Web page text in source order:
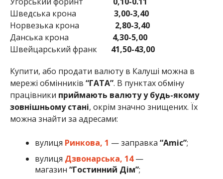
Шведська крона 3,00-3,40
Норвезька крона
2,80-3,40
Данська крона 4,30-5,00
Швейцарський франк 41,50-43,00
Купити, або продати валюту в Калуші можна в
мережі обмінників “ГАТА”. В пунктах обміну
працівники приймають валюту у будь-якому
зовнішньому стані, окрім значно знищених. Їх
можна знайти за адресами:
вулиця Ринкова, 1 — заправка “Amic”;
вулиця Дзвонарська, 14—
магазин “Гостинний Дім”;